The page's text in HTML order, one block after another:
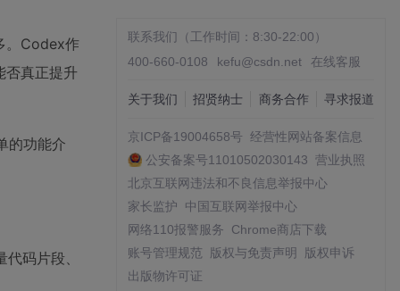
。Codex作
否真正提升
的功能介
码片段、
联系我们（工作时间：8:30-22:00）
400-660-0108
kefu@csdn.net 在线客服
关于我们 招贤纳士 商务合作 寻求报道
京ICP备19004658号 经营性网站备案信息
公安备案号11010502030143 营业执照
北京互联网违法和不良信息举报中心
家长监护
中国互联网举报中心
网络110报警服务
Chrome商店下载
账号管理规范
版权与免责声明
版权申诉
出版物许可证